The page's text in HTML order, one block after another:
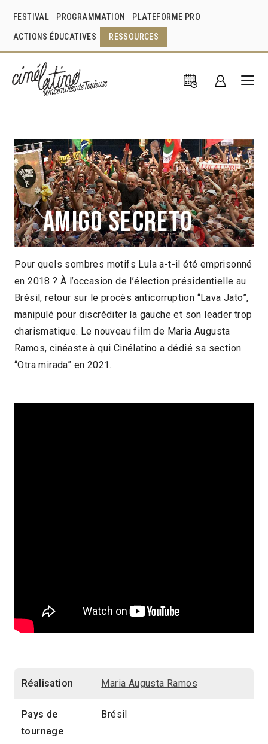
FESTIVAL PROGRAMMATION PLATEFORME PRO
ACTIONS ÉDUCATIVES RESSOURCES
Amigo secreto
Maria Augusta Ramos Brésil 2022
2h02
2023 > Focus : Brésil, cinéma et politique
2023 > Séances spéciales
Pour quels sombres motifs Lula a-t-il été emprisonné
en 2018 ? À l’occasion de l’élection présidentielle au
Brésil, retour sur le procès anticorruption “Lava Jato”,
manipulé pour discréditer la gauche et son leader trop
charismatique. Le nouveau film de Maria Augusta
Ramos, cinéaste à qui Cinélatino a dédié sa section
“Otra mirada” en 2021.
Réalisation Maria Augusta Ramos
Pays de
tournage
Brésil